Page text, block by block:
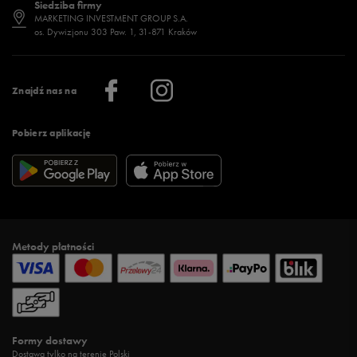
Znajdź nas na
Pobierz aplikację
Regulamin sklepu 50 style
Regulamin aplikacji 50 style
Więcej regulaminów >
Jak wybrać buty na zimę?
Więcej >
Stylizacje damskie
Sklepy stacjonarne
Klub 50 style
Praca
Informacje o firmie
Siedziba firmy
MARKETING INVESTMENT GROUP S.A.
os. Dywizjonu 303 Paw. 1, 31-871 Kraków
Metody płatności
Formy dostawy
Dostawa tylko na terenie Polski